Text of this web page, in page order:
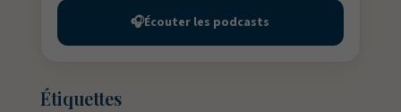
🎧Écouter les podcasts
Étiquettes